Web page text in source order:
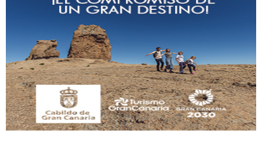
Gato manso encontrado
Este gato macho ha aparecido en la calle hace menos de un mes, es muy
manso y extremadamente cari...
Leales.org » Gran Canaria | 9.7.2025